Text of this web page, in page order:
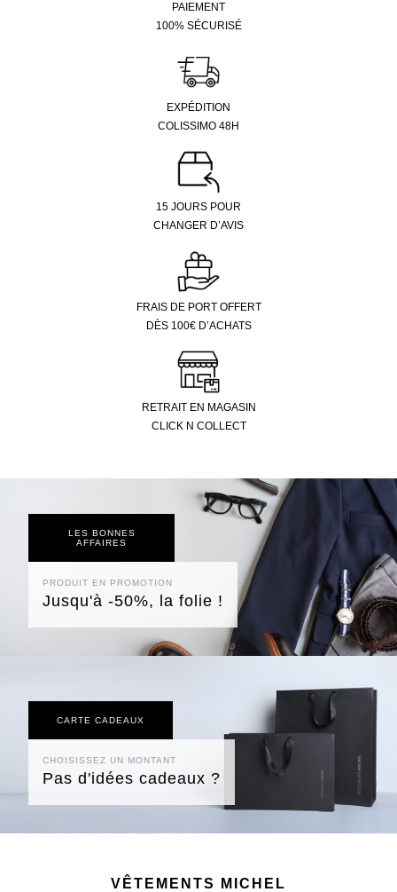
PAIEMENT
100% SÉCURISÉ
EXPÉDITION
COLISSIMO 48H
15 JOURS POUR
CHANGER D’AVIS
FRAIS DE PORT OFFERT
DÈS 100€ D’ACHATS
RETRAIT EN MAGASIN
CLICK N COLLECT
LES BONNES
AFFAIRES
PRODUIT EN PROMOTION
Jusqu'à -50%, la folie !
CARTE CADEAUX
CHOISISSEZ UN MONTANT
Pas d'idées cadeaux ?
VÊTEMENTS MICHEL